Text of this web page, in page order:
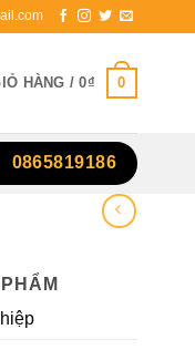
HÀNG /0₫ 0
0865819186